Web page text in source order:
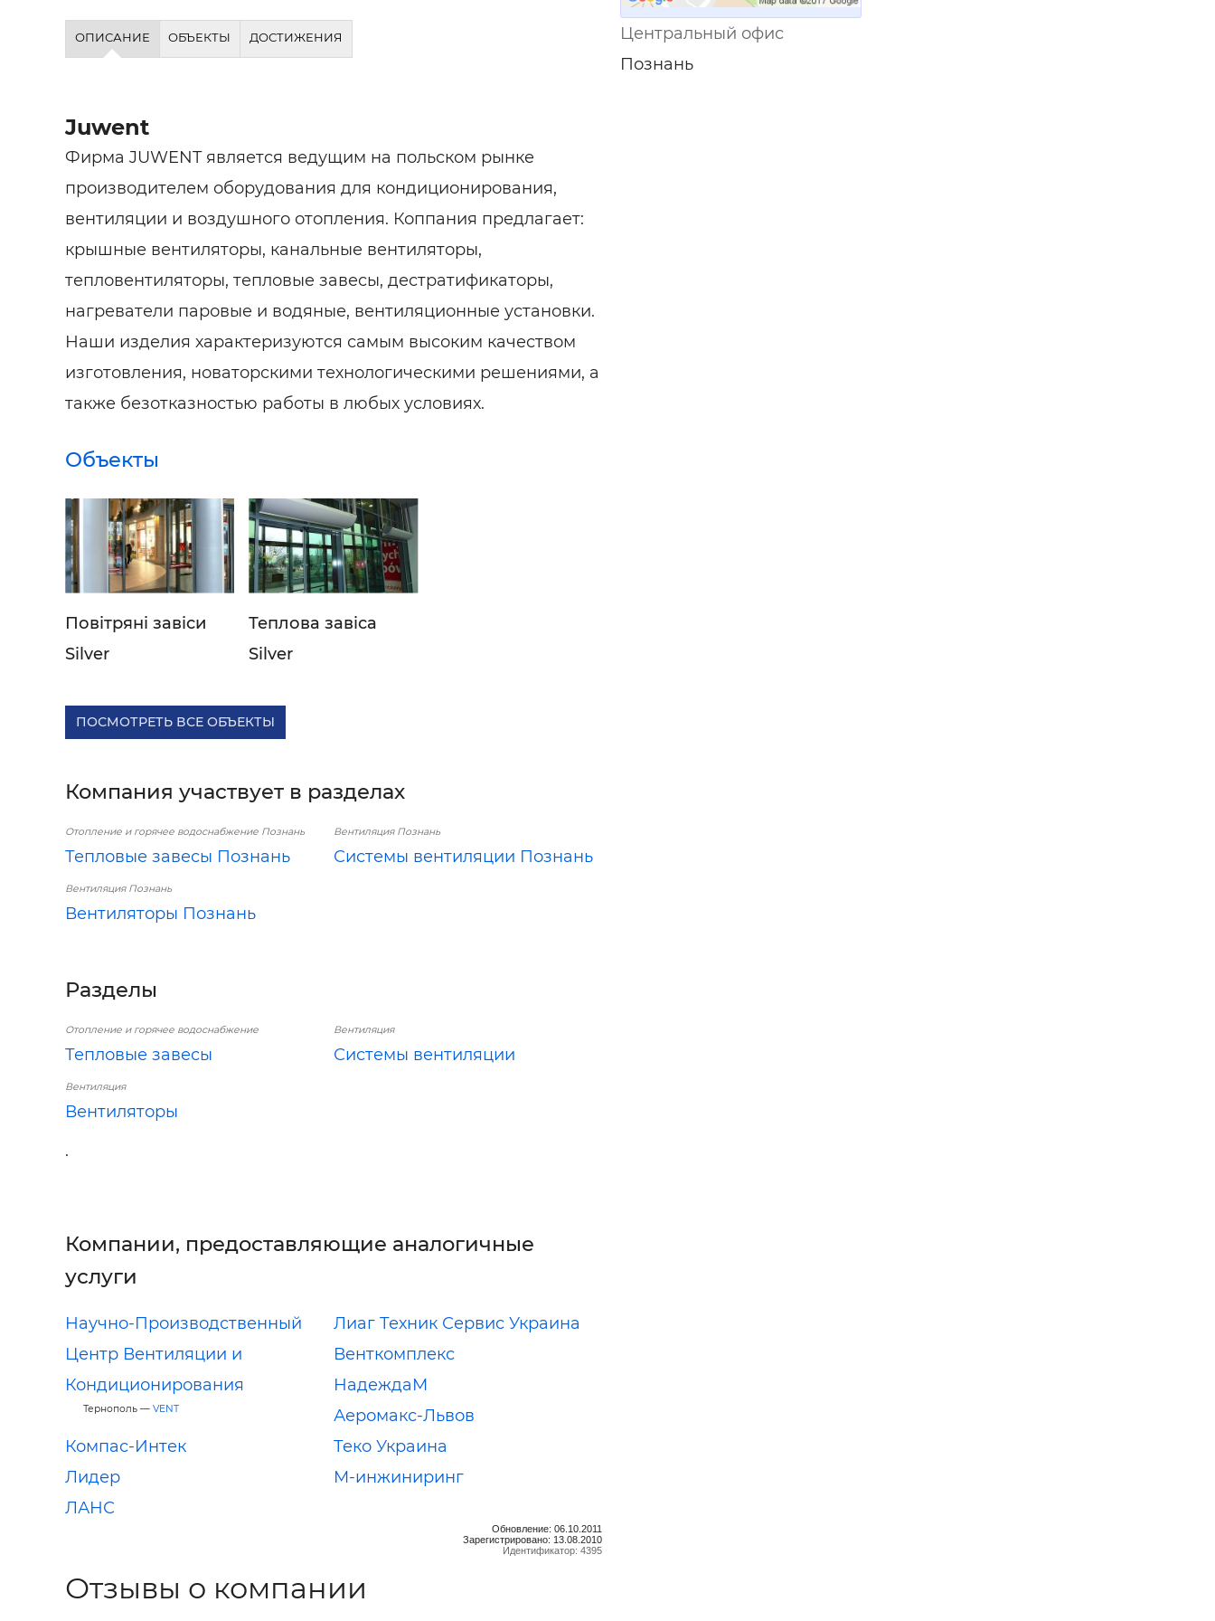
ОПИСАНИЕ ОБЪЕКТЫ ДОСТИЖЕНИЯ
Juwent
Фирма JUWENT является ведущим на польском рынке
производителем оборудования для кондиционирования,
вентиляции и воздушного отопления. Коппания предлагает:
крышные вентиляторы, канальные вентиляторы,
тепловентиляторы, тепловые завесы, дестратификаторы,
нагреватели паровые и водяные, вентиляционные установки.
Наши изделия характеризуются самым высоким качеством
изготовления, новаторскими технологическими решениями, а
также безотказностью работы в любых условиях.
Объекты
Повітряні завіси
Silver
Теплова завіса
Silver
ПОСМОТРЕТЬ ВСЕ ОБЪЕКТЫ
Компания участвует в разделах
Отопление и горячее водоснабжение Познань
Тепловые завесы Познань
Вентиляция Познань
Системы вентиляции Познань
Вентиляция Познань
Вентиляторы Познань
Разделы
Отопление и горячее водоснабжение
Тепловые завесы
Вентиляция
Системы вентиляции
Вентиляция
Вентиляторы
.
Компании, предоставляющие аналогичные
услуги
Научно-Производственный
Центр Вентиляции и
Кондиционирования
Тернополь — VENT
Лиаг Техник Сервис Украина
Венткомплекс
НадеждаМ
Аеромакс-Львов
Компас-Интек
Теко Украина
Лидер
М-инжиниринг
ЛАНС
Обновление: 06.10.2011
Зарегистрировано: 13.08.2010
Идентификатор: 4395
Отзывы о компании
Центральный офис
Познань